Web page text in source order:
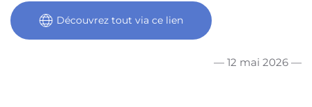
Découvrez tout via ce lien
— 12 mai 2026 —